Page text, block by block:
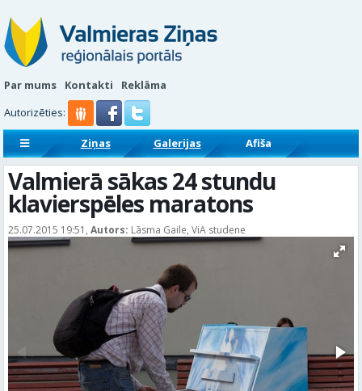
Par mums Kontakti
Reklāma
Autorizēties:
Ziņas Galerijas
Afiša
Sludinājumi
Reklāmraksti
Valmierā sākas 24 stundu
klavierspēles maratons
25.07.2015 19:51, Autors: Lāsma Gaile, ViA studene